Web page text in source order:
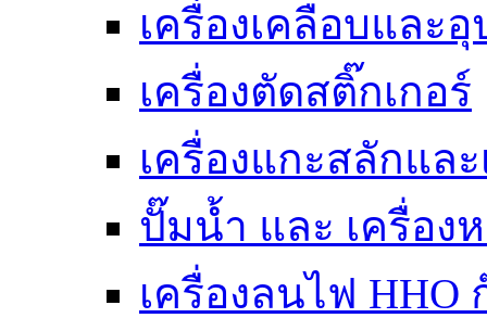
เครื่องเคลือบและ
เครื่องตัดสติ๊กเกอร์
เครื่องแกะสลักแล
ปั๊มน้ำ และ เครื่อง
เครื่องลนไฟ HHO